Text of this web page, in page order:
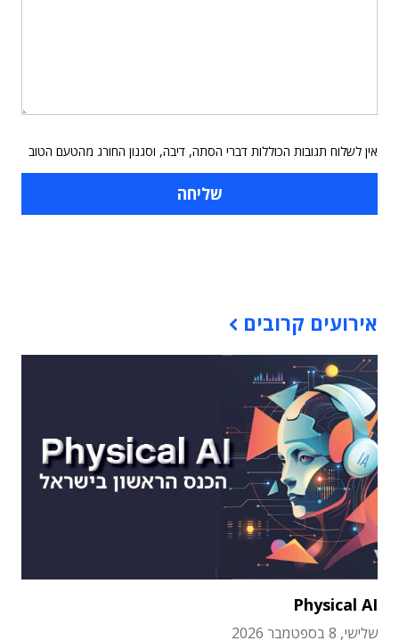
אין לשלוח תגובות הכוללות דברי הסתה, דיבה, וסגנון החורג מהטעם הטוב
אירועים קרובים
Physical AI
שלישי, 8 בספטמבר 2026